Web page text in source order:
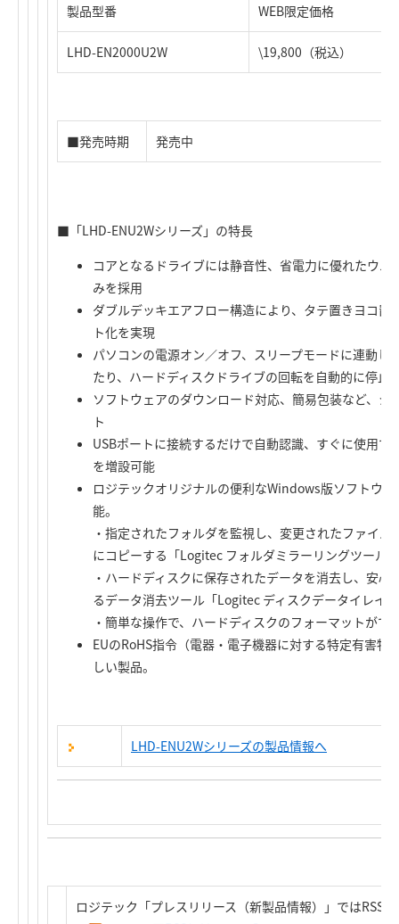
製品型番 WEB限定価格
LHD-EN2000U2W \19,800（税込）
■発売時期 発売中
■「LHD-ENU2Wシリーズ」の特長
コアとなるドライブには静音性、省電力に優れたウ
みを採用
ダブルデッキエアフロー構造により、タテ置きヨコ
ト化を実現
パソコンの電源オン／オフ、スリープモードに連動し
たり、ハードディスクドライブの回転を自動的に停止
ソフトウェアのダウンロード対応、簡易包装など、
ト
USBポートに接続するだけで自動認識、すぐに使用
を増設可能
ロジテックオリジナルの便利なWindows版ソフトウ
能。
・指定されたフォルダを監視し、変更されたファイ
にコピーする「Logitec フォルダミラーリングツール」
・ハードディスクに保存されたデータを消去し、安
るデータ消去ツール「Logitec ディスクデータイレイ
・簡単な操作で、ハードディスクのフォーマットが
EUのRoHS指令（電器・電子機器に対する特定有害物
しい製品。
LHD-ENU2Wシリーズの製品情報へ
ロジテック「プレスリリース（新製品情報）」ではRSS